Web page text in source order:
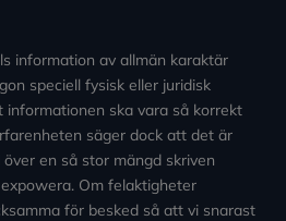
information av allmän karaktär
speciell fysisk eller juridisk
informationen ska vara så korrekt
säger dock att det är
en så stor mängd skriven
Om felaktigheter
för besked så att vi snarast